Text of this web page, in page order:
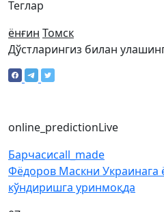
Теглар
ёнғин Томск
Дўстларингиз билан
online_predictionLive
Барчасиcall_made
Фёдоров Маскни Украинага
кўндиришга уринмоқда